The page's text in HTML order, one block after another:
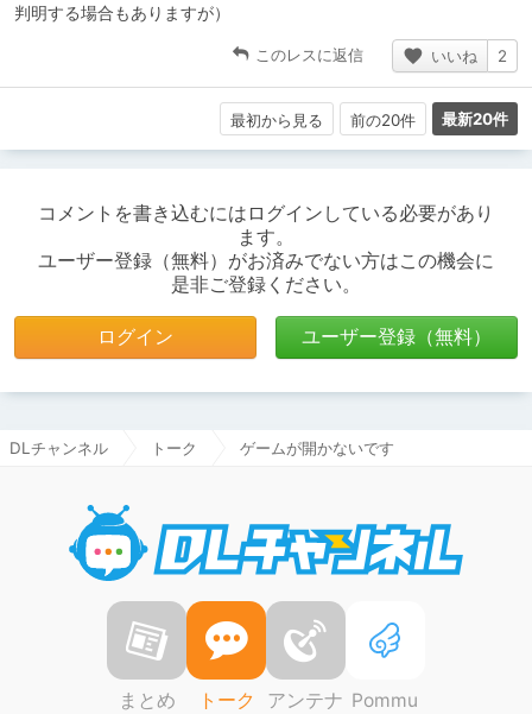
判明する場合もありますが）
このレスに返信 いいね 2
最初から見る 前の20件 最新20件
コメントを書き込むにはログインしている必要があり
ます。
ユーザー登録（無料）がお済みでない方はこの機会に
是非ご登録ください。
ログイン ユーザー登録（無料）
DLチャンネル トーク ゲームが開かないです
まとめ トーク アンテナ Pommu